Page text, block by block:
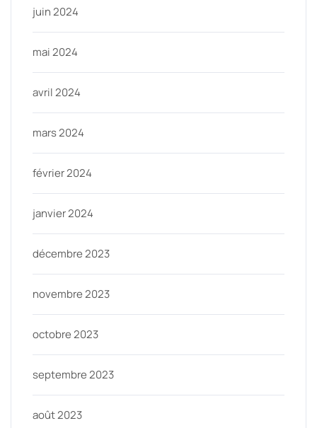
juin 2024
mai 2024
avril 2024
mars 2024
février 2024
janvier 2024
décembre 2023
novembre 2023
octobre 2023
septembre 2023
août 2023